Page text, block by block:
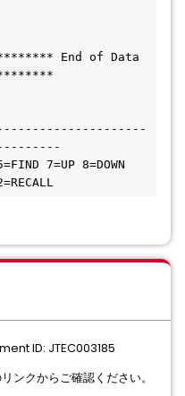
End of Data
7=UP 8=DOWN
ID: JTEC003185
ンクからご確認ください。